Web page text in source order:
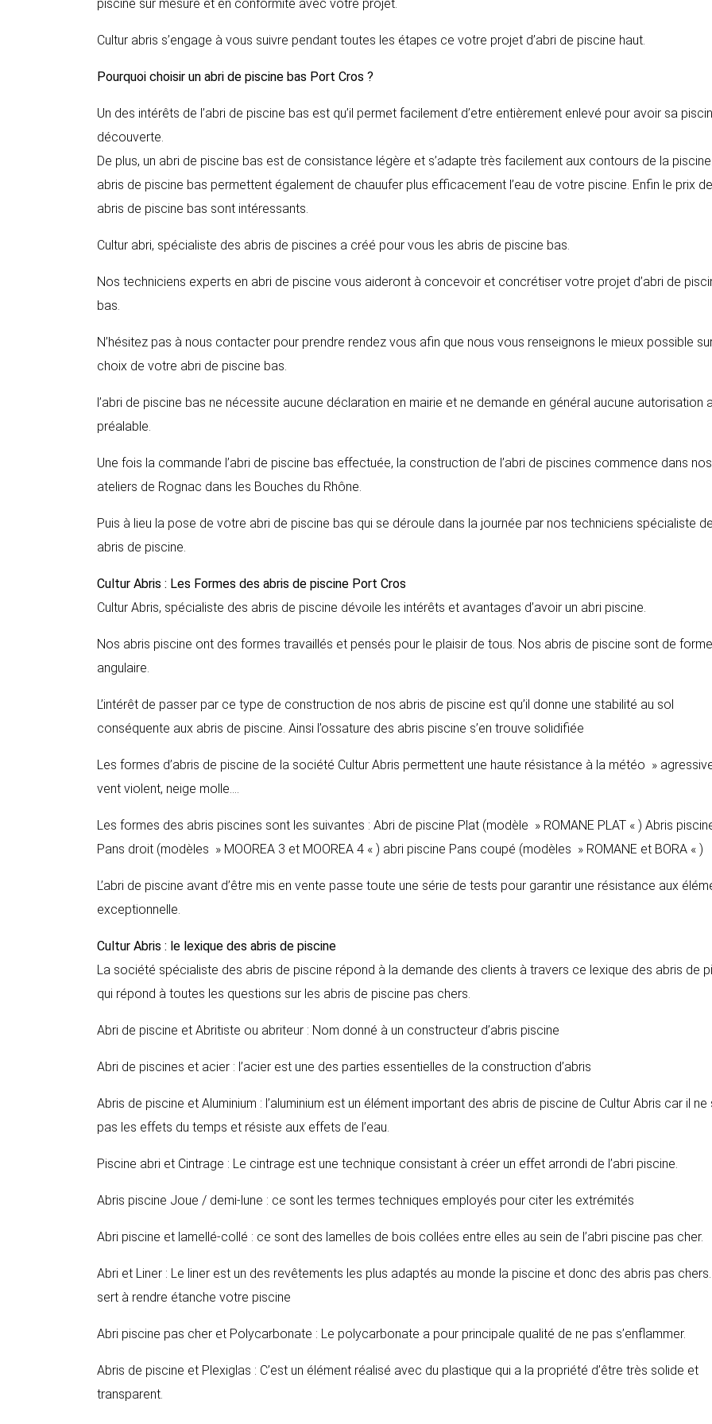
piscine sur mesure et en conformité avec votre projet.
Cultur abris s’engage à vous suivre pendant toutes les étapes ce votre projet d’abri de piscine haut.
Pourquoi choisir un abri de piscine bas Port Cros ?
Un des intérêts de l’abri de piscine bas est qu’il permet facilement d’etre entièrement enlevé pour avoir sa
découverte.
De plus, un abri de piscine bas est de consistance légère et s’adapte très facilement aux contours de la
abris de piscine bas permettent également de chauufer plus efficacement l’eau de votre piscine. Enfin le prix
abris de piscine bas sont intéressants.
Cultur abri, spécialiste des abris de piscines a créé pour vous les abris de piscine bas.
Nos techniciens experts en abri de piscine vous aideront à concevoir et concrétiser votre projet d’abri de
bas.
N’hésitez pas à nous contacter pour prendre rendez vous afin que nous vous renseignons le mieux possible
choix de votre abri de piscine bas.
l’abri de piscine bas ne nécessite aucune déclaration en mairie et ne demande en général aucune autorisation
préalable.
Une fois la commande l’abri de piscine bas effectuée, la construction de l’abri de piscines commence dans nos
ateliers de Rognac dans les Bouches du Rhône.
Puis à lieu la pose de votre abri de piscine bas qui se déroule dans la journée par nos techniciens spécialiste
abris de piscine.
Cultur Abris : Les Formes des abris de piscine Port Cros
Cultur Abris, spécialiste des abris de piscine dévoile les intérêts et avantages d’avoir un abri piscine.
Nos abris piscine ont des formes travaillés et pensés pour le plaisir de tous. Nos abris de piscine sont de forme
angulaire.
L’intérêt de passer par ce type de construction de nos abris de piscine est qu’il donne une stabilité au sol
conséquente aux abris de piscine. Ainsi l’ossature des abris piscine s’en trouve solidifiée
Les formes d’abris de piscine de la société Cultur Abris permettent une haute résistance à la météo »
vent violent, neige molle….
Les formes des abris piscines sont les suivantes : Abri de piscine Plat (modèle » ROMANE PLAT « ) Abris
Pans droit (modèles » MOOREA 3 et MOOREA 4 « ) abri piscine Pans coupé (modèles » ROMANE et BORA « )
L’abri de piscine avant d’être mis en vente passe toute une série de tests pour garantir une résistance aux
exceptionnelle.
Cultur Abris : le lexique des abris de piscine
La société spécialiste des abris de piscine répond à la demande des clients à travers ce lexique des abris de
qui répond à toutes les questions sur les abris de piscine pas chers.
Abri de piscine et Abritiste ou abriteur : Nom donné à un constructeur d’abris piscine
Abri de piscines et acier : l’acier est une des parties essentielles de la construction d’abris
Abris de piscine et Aluminium : l’aluminium est un élément important des abris de piscine de Cultur Abris car il ne
pas les effets du temps et résiste aux effets de l’eau.
Piscine abri et Cintrage : Le cintrage est une technique consistant à créer un effet arrondi de l’abri piscine.
Abris piscine Joue / demi-lune : ce sont les termes techniques employés pour citer les extrémités
Abri piscine et lamellé-collé : ce sont des lamelles de bois collées entre elles au sein de l’abri piscine pas cher.
Abri et Liner : Le liner est un des revêtements les plus adaptés au monde la piscine et donc des abris pas
sert à rendre étanche votre piscine
Abri piscine pas cher et Polycarbonate : Le polycarbonate a pour principale qualité de ne pas s’enflammer.
Abris de piscine et Plexiglas : C’est un élément réalisé avec du plastique qui a la propriété d’être très solide et
transparent.